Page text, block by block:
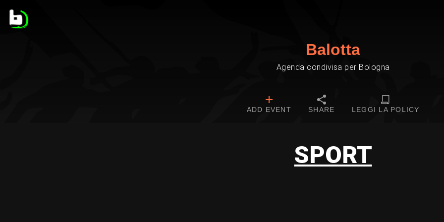
Balotta
Agenda condivisa per Bologna
ADD EVENT SHARE LEGGI LA POLICY
SPORT